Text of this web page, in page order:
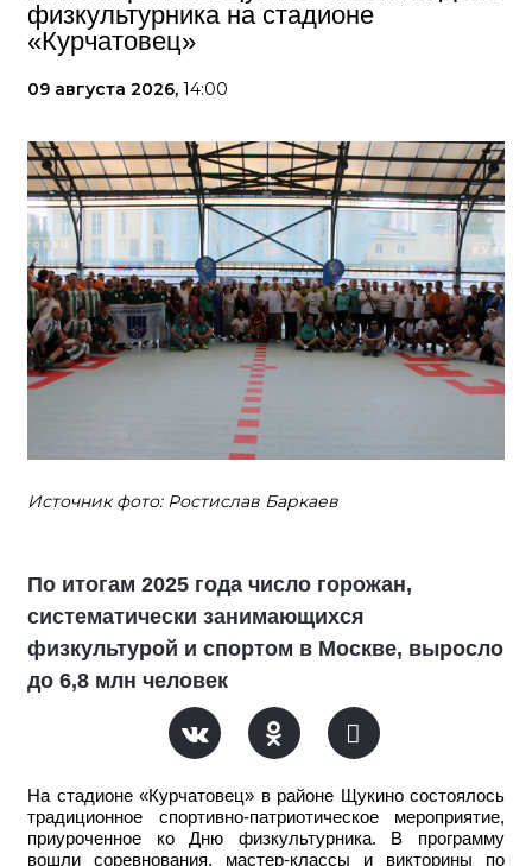
физкультурника на стадионе
«Курчатовец»
09 августа 2026, 14:00
Источник фото: Ростислав Баркаев
По итогам 2025 года число горожан,
систематически занимающихся
физкультурой и спортом в Москве, выросло
до 6,8 млн человек
На стадионе «Курчатовец» в районе Щукино состоялось
традиционное спортивно-патриотическое мероприятие,
приуроченное ко Дню физкультурника. В программу
вошли соревнования, мастер-классы и викторины по